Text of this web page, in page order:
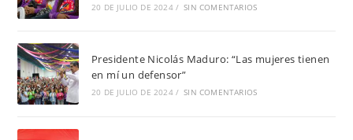
20 DE JULIO DE 2024 / SIN COMENTARIOS
Presidente Nicolás Maduro: “Las mujeres tienen
en mí un defensor”
20 DE JULIO DE 2024 / SIN COMENTARIOS